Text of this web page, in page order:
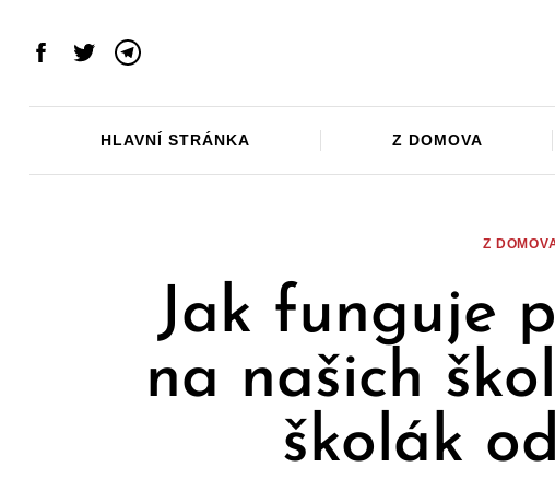
Facebook
TwitterTelegram
HLAVNÍ STRÁNKA Z DOMOVA
Z
Jak funguje
na našich
školák